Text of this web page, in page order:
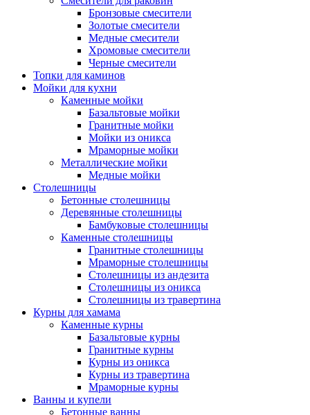
Бронзовые смесители
Золотые смесители
Медные смесители
Хромовые смесители
Черные смесители
Топки для каминов
Мойки для кухни
Каменные мойки
Базальтовые мойки
Гранитные мойки
Мойки из оникса
Мраморные мойки
Металлические мойки
Медные мойки
Столешницы
Бетонные столешницы
Деревянные столешницы
Бамбуковые столешницы
Каменные столешницы
Гранитные столешницы
Мраморные столешницы
Столешницы из андезита
Столешницы из оникса
Столешницы из травертина
Курны для хамама
Каменные курны
Базальтовые курны
Гранитные курны
Курны из оникса
Курны из травертина
Мраморные курны
Ванны и купели
Бетонные ванны